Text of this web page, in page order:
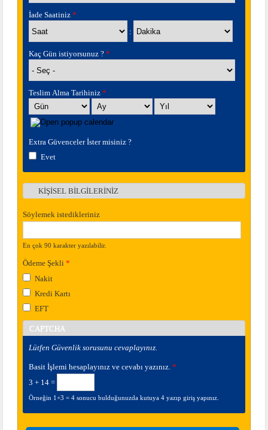
İade Saatiniz *
Saat
:
Dakika
Kaç Gün istiyorsunuz ? *
Teslim Alma Tarihiniz *
Gün
Ay Yıl
Extra Güvenceler İster misiniz ?
Evet
Göster
KİŞİSEL BİLGİLERİNİZ
Söylemek istedikleriniz
En çok 90 karakter yazılabilir.
Ödeme Şekli *
Nakit
Kredi Kartı
EFT
CAPTCHA
Lütfen Güvenlik sorusunu cevaplayınız.
Basit İşlemi hesaplayınız ve cevabı yazınız. *
3 + 14 =
Örneğin 1+3 = 4 sonucu bulduğunuzda kutuya 4 yazıp giriş yapınız.